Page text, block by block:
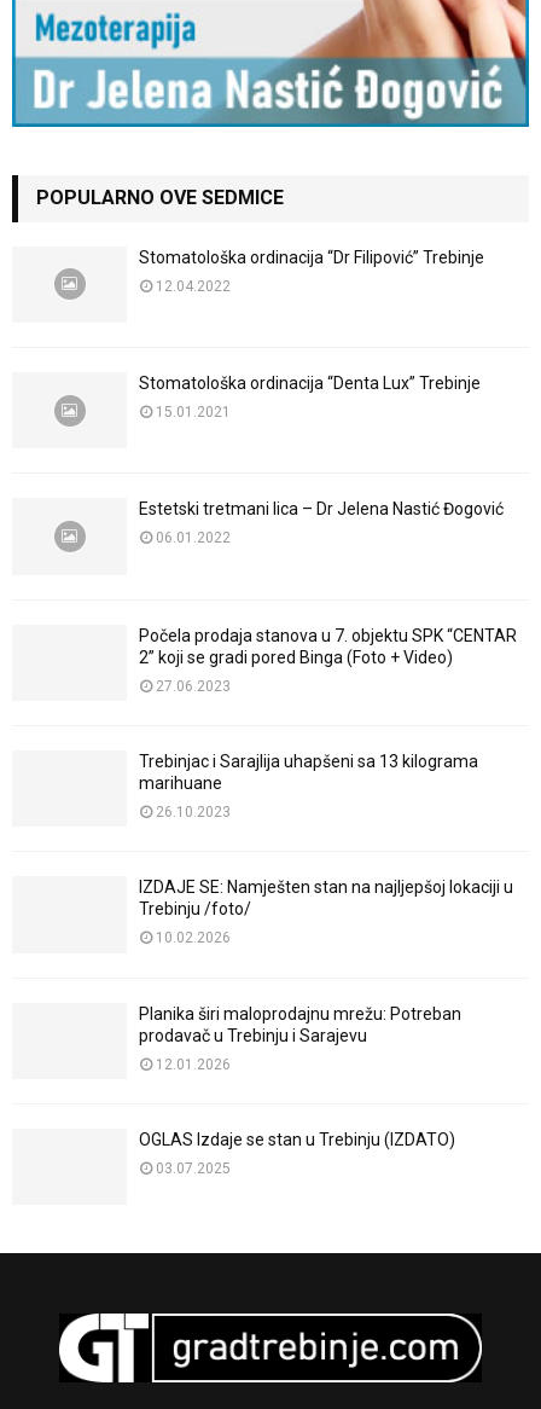
POPULARNO OVE SEDMICE
Stomatološka ordinacija “Dr Filipović” Trebinje
12.04.2022
Stomatološka ordinacija “Denta Lux” Trebinje
15.01.2021
Estetski tretmani lica – Dr Jelena Nastić Đogović
06.01.2022
Počela prodaja stanova u 7. objektu SPK “CENTAR
2” koji se gradi pored Binga (Foto + Video)
27.06.2023
Trebinjac i Sarajlija uhapšeni sa 13 kilograma
marihuane
26.10.2023
IZDAJE SE: Namješten stan na najljepšoj lokaciji u
Trebinju /foto/
10.02.2026
Planika širi maloprodajnu mrežu: Potreban
prodavač u Trebinju i Sarajevu
12.01.2026
OGLAS Izdaje se stan u Trebinju (IZDATO)
03.07.2025